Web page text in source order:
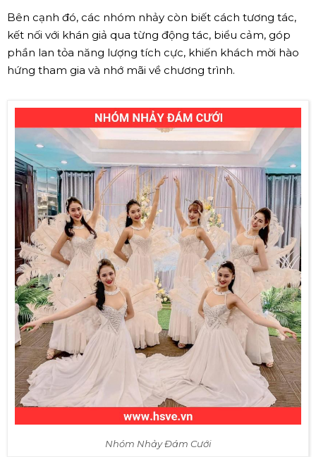
Bên cạnh đó, các nhóm nhảy còn biết cách tương tác,
kết nối với khán giả qua từng động tác, biểu cảm, góp
phần lan tỏa năng lượng tích cực, khiến khách mời hào
hứng tham gia và nhớ mãi về chương trình.
Nhóm Nhảy Đám Cưới